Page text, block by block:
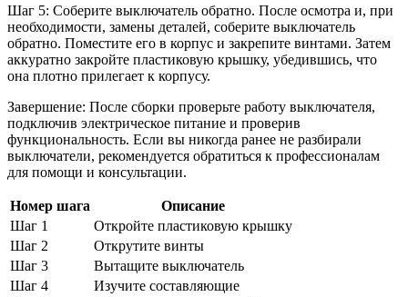
Шаг 5: Соберите выключатель обратно. После осмотра и, при
необходимости, замены деталей, соберите выключатель
обратно. Поместите его в корпус и закрепите винтами. Затем
аккуратно закройте пластиковую крышку, убедившись, что
она плотно прилегает к корпусу.
Завершение: После сборки проверьте работу выключателя,
подключив электрическое питание и проверив
функциональность. Если вы никогда ранее не разбирали
выключатели, рекомендуется обратиться к профессионалам
для помощи и консультации.
Номер шага
Описание
Шаг 1
Откройте пластиковую крышку
Шаг 2
Открутите винты
Шаг 3
Вытащите выключатель
Шаг 4
Изучите составляющие